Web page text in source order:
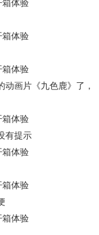
画片《九色鹿》了，
有提示